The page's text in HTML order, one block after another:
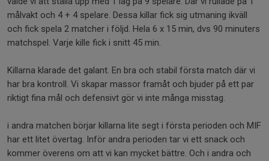
målvakt och 4 + 4 spelare. Dessa killar fick sig utmaning ikväll
och fick spela 2 matcher i följd. Hela 6 x 15 min, dvs 90 minuters
matchspel. Varje kille fick i snitt 45 min.
Killarna klarade det galant. En bra och stabil första match där vi
har bra kontroll. Vi skapar massor framåt och bjuder på ett par
riktigt fina mål och defensivt gör vi inte många misstag.
i andra matchen börjar killarna lite segt i första perioden och MIF
har ett litet övertag. Inför andra perioden tar vi ett snack och
kommer överens om att vi kan mycket bättre. Och i andra och